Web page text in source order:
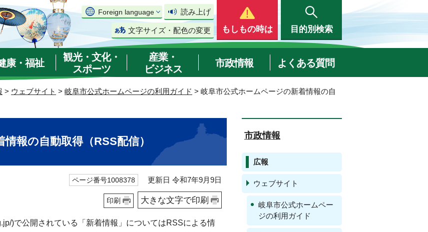
Foreign language 読み上げ
文字サイズ・配色の変更 もしもの時は 目的別検索
康・福祉
観光・文化・
スポーツ
産業・
ビジネス
市政情報 よくある質問
> ウェブサイト > 岐阜市公式ホームページの利用ガイド > 岐阜市公式ホームページの新着情報の自
報の自動取得（RSS配信）
ページ番号1008378 更新日 令和7年9月9日
印刷 大きな文字で印刷
)で公開されている「新着情報」についてはRSSによる情
市政情報
広報
ウェブサイト
岐阜市公式ホームペー
ジの利用ガイド